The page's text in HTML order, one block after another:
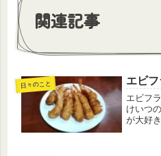
関連記事
日々のこと エビ
エビフ
けいつ
が大好